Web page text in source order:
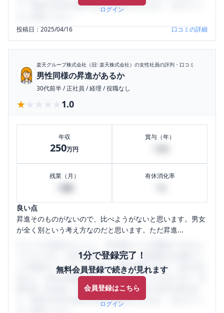
ログイン
り、将来の不安や現在の悩みを解消するために、ぜひサイト
投稿日：2025/04/16 口コミの詳細
楽天グループ株式会社（旧: 楽天株式会社） の女性社員の評判・口コミ
男性同様の昇進があるか
30代前半/正社員 /経理 /役職なし
★★★★★
★★★★★ 1.0
年収
250万円
賞与（年）
残業（月） 有休消化率
良い点
昇進そのものがないので、比べようがないと思います。男女
が全く別という考え方なのだと思います。ただ昇進...
1分で登録完了！
無料会員登録で続きが見れます
会員登録はこちら
ログイン
うになります。SHEHUB(シーハブ)は、女性限定の企業口コ
ミの投稿サイトです。給与面・女性の働きやすさ・会社の評
判など、女性の転職は気にすべき点がたくさんあります。先
輩社員（元社員）の口コミを通して、本当の会社の姿を知
り、将来の不安や現在の悩みを解消するために、ぜひサイト